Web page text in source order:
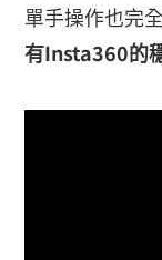
單手操作也完
有Insta360的